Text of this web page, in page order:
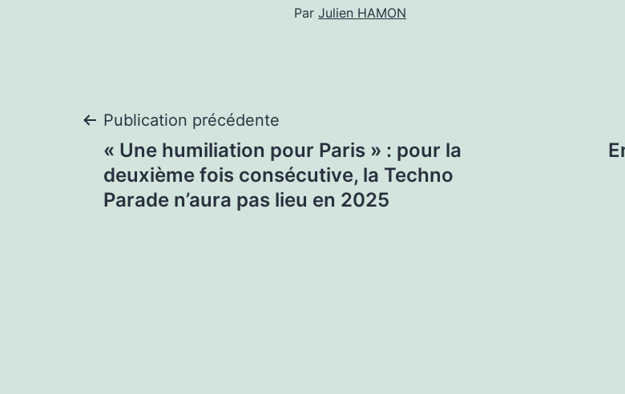
Par Julien HAMON
Navigation
de
Publication précédente
« Une humiliation pour Paris » : pour la
deuxième fois consécutive, la Techno
Parade n’aura pas lieu en 2025